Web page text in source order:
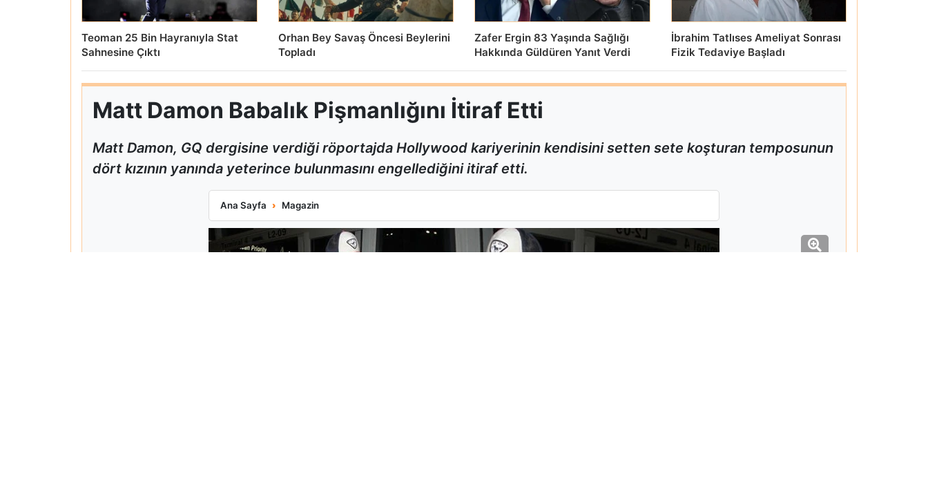
Teoman 25 Bin Hayranıyla Stat
Sahnesine Çıktı
Orhan Bey Savaş Öncesi Beylerini
Topladı
Zafer Ergin 83 Yaşında Sağlığı
Hakkında Güldüren Yanıt Verdi
İbrahim Tatlıses Ameliyat Sonrası
Fizik Tedaviye Başladı
Matt Damon Babalık Pişmanlığını İtiraf Etti
Matt Damon, GQ dergisine verdiği röportajda Hollywood kariyerinin kendisini setten sete koşturan temposunun
dört kızının yanında yeterince bulunmasını engellediğini itiraf etti.
Ana Sayfa Magazin
Matt Damon Babalık Pişmanlığını İtiraf Etti